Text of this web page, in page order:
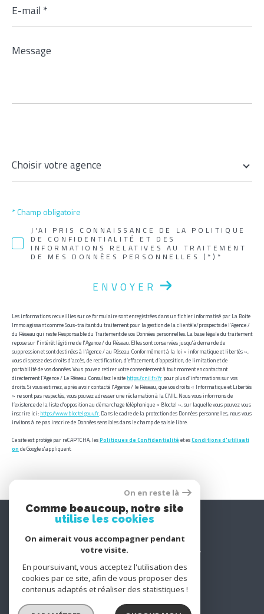
mail
*
Message
votre
agence
Choisir votre agence
J'AI PRIS CONNAISSANCE DE LA POLITIQUE
DE CONFIDENTIALITÉ ET DES
INFORMATIONS RELATIVES AU TRAITEMENT
DE MES DONNÉES PERSONNELLES (*)*
* Champ obligatoire
ENVOYER
Les informations recueillies sur ce formulaire sont enregistrées dans un fichier informatisé par La Boite
Immo agissant comme Sous-traitant du traitement pour la gestion de la clientèle/prospects de l'Agence /
du Réseau qui reste Responsable du Traitement de vos Données personnelles. La base légale du traitement
repose sur l'intérêt légitime de l'Agence / du Réseau. Elles sont conservées jusqu'à demande de
suppression et sont destinées à l'Agence / au Réseau. Conformément à la loi « informatique et libertés »,
vous disposez des droits d’accès, de rectification, d’effacement, d’opposition, de limitation et de
portabilité de vos données. Vous pouvez retirer votre consentement à tout moment en contactant
directement l’Agence / Le Réseau. Consultez le site https://cnil.fr/fr pour plus d’informations sur vos
droits. Si vous estimez, après avoir contacté l'Agence / le Réseau, que vos droits « Informatique et Libertés
» ne sont pas respectés, vous pouvez adresser une réclamation à la CNIL. Nous vous informons de
l’existence de la liste d'opposition au démarchage téléphonique « Bloctel », sur laquelle vous pouvez vous
inscrire ici : https://www.bloctel.gouv.fr . Dans le cadre de la protection des Données personnelles, nous vous
invitons à ne pas inscrire de Données sensibles dans le champ de saisie libre.
Ce site est protégé par reCAPTCHA, les Politiques de Confidentialité et es Conditions d'utilisati
on de Google s'appliquent.
CABINET JC LEBOURG
forgesleseaux@cabinet-lebourg.fr
21 rue du docteur duchesne
76220
gournay-en-bray
On en reste là
Comme beaucoup, notre site
utilise les cookies
On aimerait vous accompagner pendant
votre visite.
En poursuivant, vous acceptez l'utilisation des
cookies par ce site, afin de vous proposer des
contenus adaptés et réaliser des statistiques !